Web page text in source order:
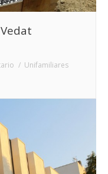
Unifamiliares